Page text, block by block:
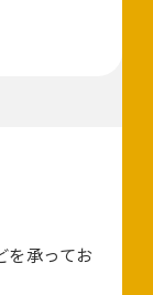
を承ってお